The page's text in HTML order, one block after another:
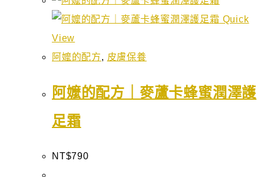
Quick
View
阿嬤的配方, 皮膚保養
阿嬤的配方｜麥蘆卡蜂蜜潤澤護
足霜
NT$790